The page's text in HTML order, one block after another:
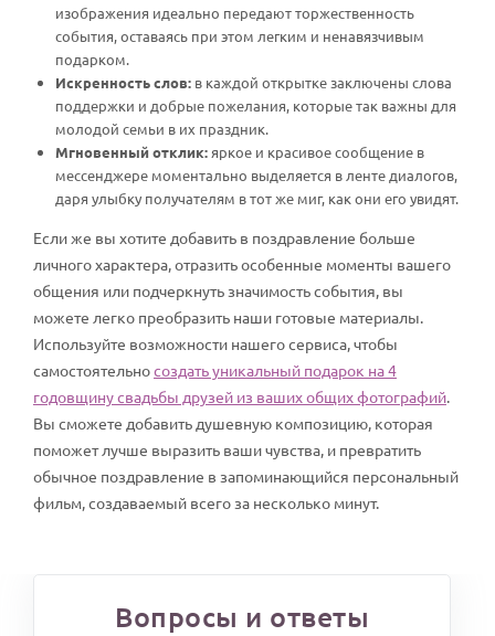
изображения идеально передают торжественность
события, оставаясь при этом легким и ненавязчивым
подарком.
Искренность слов: в каждой открытке заключены слова
поддержки и добрые пожелания, которые так важны для
молодой семьи в их праздник.
Мгновенный отклик: яркое и красивое сообщение в
мессенджере моментально выделяется в ленте диалогов,
даря улыбку получателям в тот же миг, как они его увидят.
Если же вы хотите добавить в поздравление больше
личного характера, отразить особенные моменты вашего
общения или подчеркнуть значимость события, вы
можете легко преобразить наши готовые материалы.
Используйте возможности нашего сервиса, чтобы
самостоятельносоздать уникальный подарок на 4
годовщину свадьбы друзей из ваших общих фотографий.
Вы сможете добавить душевную композицию, которая
поможет лучше выразить ваши чувства, и превратить
обычное поздравление в запоминающийся персональный
фильм, создаваемый всего за несколько минут.
Вопросы и ответы